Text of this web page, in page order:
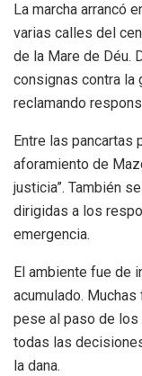
La marcha arrancó
varias calles del
de la Mare de Déu.
consignas contra la
reclamando
Entre las pancartas
aforamiento de
justicia”. También
dirigidas a los
emergencia.
El ambiente fue de
acumulado.
pese al paso de los
todas las
la dana.